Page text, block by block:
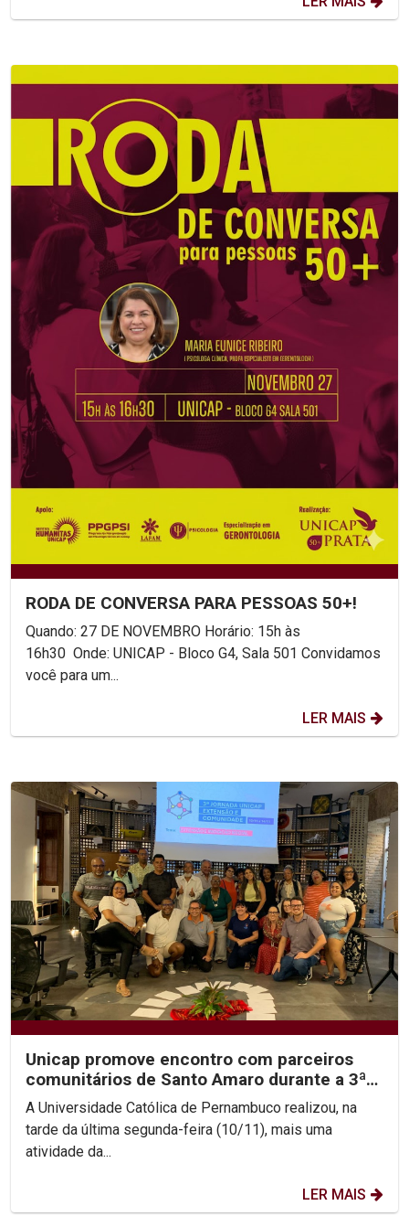
RODA DE CONVERSA PARA PESSOAS 50+!
Quando: 27 DE NOVEMBRO Horário: 15h às
16h30 Onde: UNICAP - Bloco G4, Sala 501 Convidamos
você para um...
LER MAIS
Unicap promove encontro com parceiros
comunitários de Santo Amaro durante a 3ª
Jornada de...
A Universidade Católica de Pernambuco realizou, na
tarde da última segunda-feira (10/11), mais uma
atividade da...
LER MAIS